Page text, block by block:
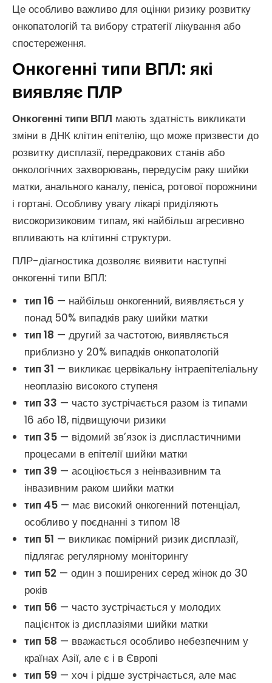
Це особливо важливо для оцінки ризику розвитку
онкопатологій та вибору стратегії лікування або
спостереження.
Онкогенні типи ВПЛ: які
виявляє ПЛР
Онкогенні типи ВПЛ мають здатність викликати
зміни в ДНК клітин епітелію, що може призвести до
розвитку дисплазії, передракових станів або
онкологічних захворювань, передусім раку шийки
матки, анального каналу, пеніса, ротової порожнини
і гортані. Особливу увагу лікарі приділяють
високоризиковим типам, які найбільш агресивно
впливають на клітинні структури.
ПЛР-діагностика дозволяє виявити наступні
онкогенні типи ВПЛ:
тип 16 — найбільш онкогенний, виявляється у
понад 50% випадків раку шийки матки
тип 18 — другий за частотою, виявляється
приблизно у 20% випадків онкопатологій
тип 31 — викликає цервікальну інтраепітеліальну
неоплазію високого ступеня
тип 33 — часто зустрічається разом із типами
16 або 18, підвищуючи ризики
тип 35 — відомий зв’язок із диспластичними
процесами в епітелії шийки матки
тип 39 — асоціюється з неінвазивним та
інвазивним раком шийки матки
тип 45 — має високий онкогенний потенціал,
особливо у поєднанні з типом 18
тип 51 — викликає помірний ризик дисплазії,
підлягає регулярному моніторингу
тип 52 — один з поширених серед жінок до 30
років
тип 56 — часто зустрічається у молодих
пацієнток із дисплазіями шийки матки
тип 58 — вважається особливо небезпечним у
країнах Азії, але є і в Європі
тип 59 — хоч і рідше зустрічається, але має